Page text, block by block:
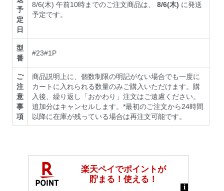
予
定
日
8/6(木) 午前10時までのご注文商品は、8/6(木) に発送
予定です。
型
番
#23#1P
ご
注
意
事
項
商品説明上に、個数制限の明記がない場合でも一度に
カートに入れられる数量のみご購入いただけます。購
入後、繰り返し「おかわり」注文はご遠慮ください。
追加分はキャンセルします。*最初のご注文から24時間
以降に在庫が残っている場合は再注文可能です。